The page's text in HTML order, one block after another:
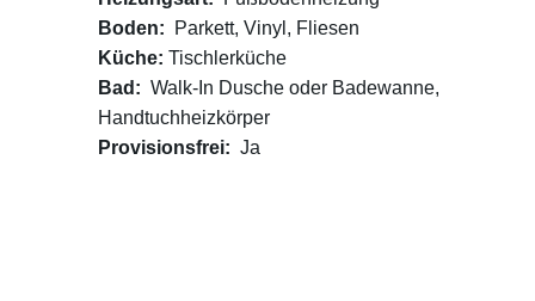
Boden:
Parkett, Vinyl, Fliesen
Küche: Tischlerküche
Bad: Walk-In Dusche oder Badewanne,
Handtuchheizkörper
Provisionsfrei: Ja